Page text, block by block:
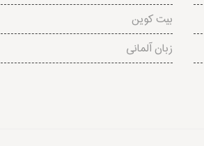
بیت کوین
زبان آلمانی